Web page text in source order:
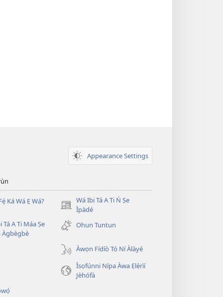
Appearance Settings
Ká Wá Ẹ Wá?
Wá Ibi Tá A Ti Ń Ṣe
Ìpàdé
(opens
new
window)
Tá A Ti Máa Ṣe
Àgbègbè
Ohun Tuntun
Àwọn Fídíò Tó Ní Àlàyé
Ìsọfúnni Nípa Àwa Ẹlẹ́rìí
Jèhófà